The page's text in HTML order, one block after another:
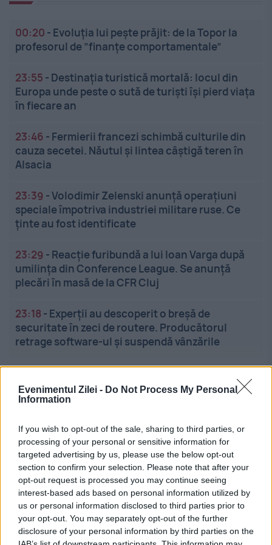
Evenimentul Zilei - Do Not Process My Personal
Information
If you wish to opt-out of the sale, sharing to third parties, or
processing of your personal or sensitive information for
targeted advertising by us, please use the below opt-out
section to confirm your selection. Please note that after your
opt-out request is processed you may continue seeing
interest-based ads based on personal information utilized by
us or personal information disclosed to third parties prior to
your opt-out. You may separately opt-out of the further
disclosure of your personal information by third parties on the
00:20 - Evoluția lui pește prăjit: de la Topor la
profesorul de ”finanțe comportamentale”
23:55 - Destinația turistică mortală: locul din
Europa unde peste o sută de turiști își pierd viața
în fiecare an
23:46 - Fermierii francezi schimbă culturile din
cauza secetei. Năutul și lintea câștigă teren în
Alsacia
23:39 -Volodimir Zelenski anunță operațiuni
speciale împotriva industriei militare ruse. Ce
ținte au fost identificate
23:29 - Reacție furibundă a lui Ioan Varga după
umilința din Conference League. Se anunță
plecări în masă de la CFR Cluj
23:18 - Experții au descoperit o breșă de
securitate în zeci de routere. Producătorul
retrage software-ul și suspendă vânzările
Cel mai bun portal de stiri!
Evenimentul Zilei este o publicație multimedia, dedicată
celor care apreciază știrile corecte, obiective și
Linkuri utile